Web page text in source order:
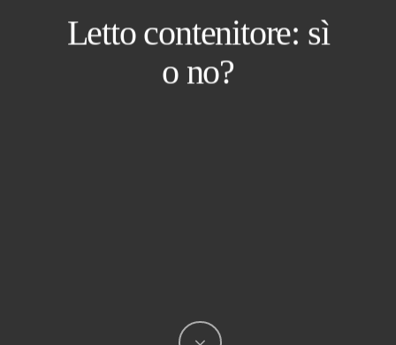
Letto contenitore: sì
o no?